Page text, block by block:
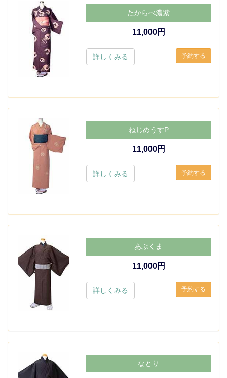
たからべ濃紫
11,000円
詳しくみる
ねじめうすP
11,000円
詳しくみる
あぶくま
11,000円
詳しくみる
なとり